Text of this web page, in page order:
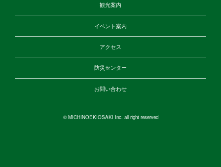
観光案内
イベント案内
アクセス
防災センター
お問い合わせ
© MICHINOEKIOSAKI Inc. all right reserved